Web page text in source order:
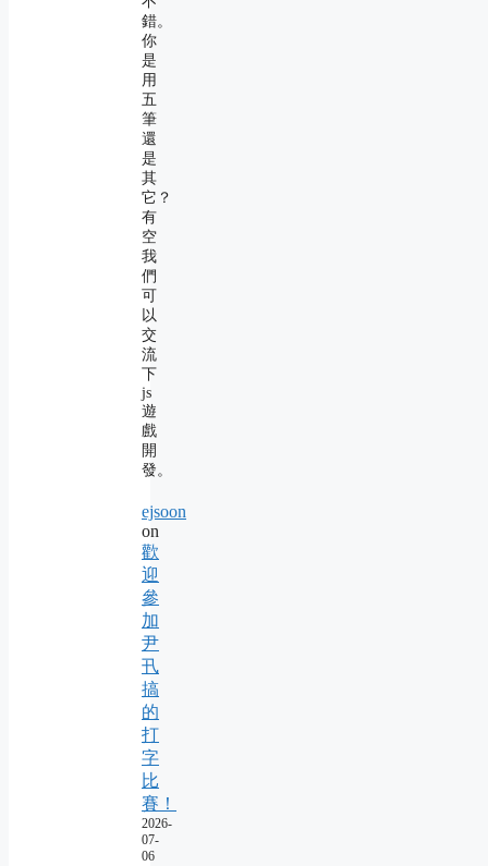
錯。
你
是
用
五
筆
還
是
其
它？
有
空
我
們
可
以
交
流
下
js
遊
戲
開
發。
ejsoon
on
歡
迎
參
加
尹
卂
搞
的
打
字
比
賽！
2026-
07-
06